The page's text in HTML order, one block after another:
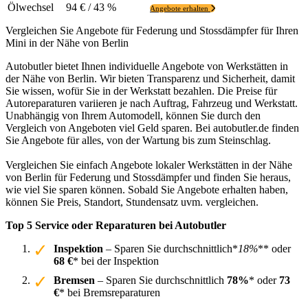
Ölwechsel 94 € / 43 % Angebote erhalten
Vergleichen Sie Angebote für Federung und Stossdämpfer für Ihren
Mini in der Nähe von Berlin
Autobutler bietet Ihnen individuelle Angebote von Werkstätten in
der Nähe von Berlin. Wir bieten Transparenz und Sicherheit, damit
Sie wissen, wofür Sie in der Werkstatt bezahlen. Die Preise für
Autoreparaturen variieren je nach Auftrag, Fahrzeug und Werkstatt.
Unabhängig von Ihrem Automodell, können Sie durch den
Vergleich von Angeboten viel Geld sparen. Bei autobutler.de finden
Sie Angebote für alles, von der Wartung bis zum Steinschlag.
Vergleichen Sie einfach Angebote lokaler Werkstätten in der Nähe
von Berlin für Federung und Stossdämpfer und finden Sie heraus,
wie viel Sie sparen können. Sobald Sie Angebote erhalten haben,
können Sie Preis, Standort, Stundensatz uvm. vergleichen.
Top 5 Service oder Reparaturen bei Autobutler
Inspektion – Sparen Sie durchschnittlich*18%** oder
68 €* bei der Inspektion
Bremsen – Sparen Sie durchschnittlich 78%* oder 73
€* bei Bremsreparaturen